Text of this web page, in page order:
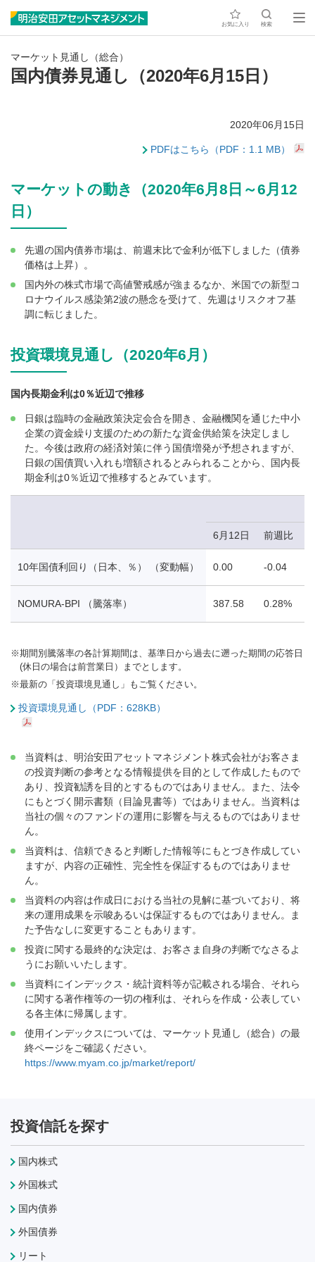
お気に入り 検索
マーケット見通し（総合）
国内債券見通し（2020年6月15日）
2020年06月15日
PDFはこちら（PDF：1.1 MB）
マーケットの動き（2020年6月8日～6月12
日）
先週の国内債券市場は、前週末比で金利が低下しました（債券
価格は上昇）。
国内外の株式市場で高値警戒感が強まるなか、米国での新型コ
ロナウイルス感染第2波の懸念を受けて、先週はリスクオフ基
調に転じました。
投資環境見通し（2020年6月）
国内長期金利は0％近辺で推移
日銀は臨時の金融政策決定会合を開き、金融機関を通じた中小
企業の資金繰り支援のための新たな資金供給策を決定しまし
た。今後は政府の経済対策に伴う国債増発が予想されますが、
日銀の国債買い入れも増額されるとみられることから、国内長
期金利は0％近辺で推移するとみています。
6月12日 前週比
10年国債利回り（日本、％） （変動幅） 0.00 -0.04
NOMURA-BPI （騰落率） 387.58 0.28%
※期間別騰落率の各計算期間は、基準日から過去に遡った期間の応答日
(休日の場合は前営業日）までとします。
※最新の「投資環境見通し」もご覧ください。
投資環境見通し（PDF：628KB）
当資料は、明治安田アセットマネジメント株式会社がお客さま
の投資判断の参考となる情報提供を目的として作成したもので
あり、投資勧誘を目的とするものではありません。また、法令
にもとづく開示書類（目論見書等）ではありません。当資料は
当社の個々のファンドの運用に影響を与えるものではありませ
ん。
当資料は、信頼できると判断した情報等にもとづき作成してい
ますが、内容の正確性、完全性を保証するものではありませ
ん。
当資料の内容は作成日における当社の見解に基づいており、将
来の運用成果を示唆あるいは保証するものではありません。ま
た予告なしに変更することもあります。
投資に関する最終的な決定は、お客さま自身の判断でなさるよ
うにお願いいたします。
当資料にインデックス・統計資料等が記載される場合、それら
に関する著作権等の一切の権利は、それらを作成・公表してい
る各主体に帰属します。
使用インデックスについては、マーケット見通し（総合）の最
終ページをご確認ください。
https://www.myam.co.jp/market/report/
投資信託を探す
国内株式
外国株式
国内債券
外国債券
リート